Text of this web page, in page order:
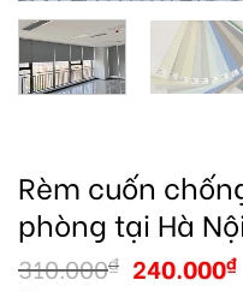
Rèm cuốn
phòng tại Hà
310.000₫ 240.000₫